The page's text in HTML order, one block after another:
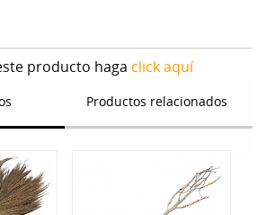
producto haga click aquí
Productos relacionados